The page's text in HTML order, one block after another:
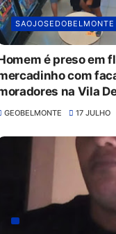
SAOJOSEDOBELMONTE
é preso em
com
na Vila
GEOBELMONTE 17 JULHO